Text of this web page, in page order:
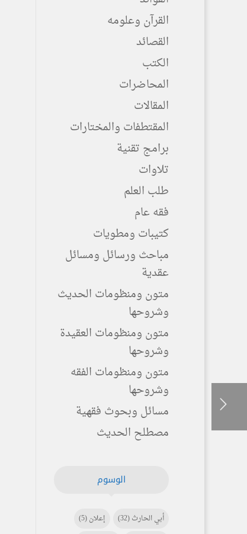
القرآن وعلومه
القصائد
الكتب
المحاضرات
المقالات
المقتطفات والمختارات
برامج تقنية
تلاوات
طلب العلم
فقه عام
كتيبات ومطويات
مباحث ورسائل ومسائل
عقدية
متون ومنظومات الحديث
وشروحها
متون ومنظومات العقيدة
وشروحها
متون ومنظومات الفقه
وشروحها
مسائل وبحوث فقهية
مصطلح الحديث
الوسوم
أبي الحارث(32) إعلان(5)